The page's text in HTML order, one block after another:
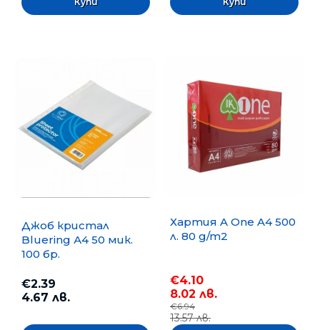
Джоб кристал
Bluering А4 50 мик.
100 бр.
€2.39
4.67 лв.
Хартия A One A4 500
л. 80 g/m2
€4.10
8.02 лв.
€6.94
13.57 лв.